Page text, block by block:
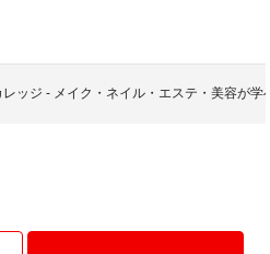
ッジ - メイク・ネイル・エステ・美容が